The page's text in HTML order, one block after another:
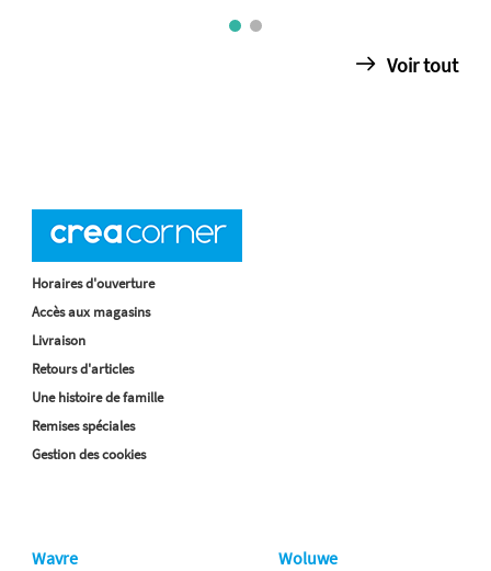
Voir tout
Horaires d'ouverture
Accès aux magasins
Livraison
Retours d'articles
Une histoire de famille
Remises spéciales
Gestion des cookies
Wavre Woluwe